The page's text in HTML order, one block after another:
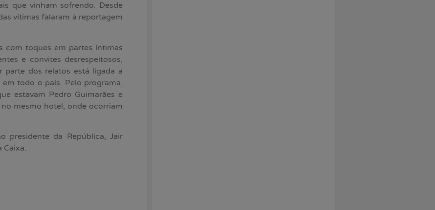
que vinham sofrendo. Desde
vítimas falaram à reportagem
com toques em partes íntimas
e convites desrespeitosos,
dos relatos está ligada a
todo o país. Pelo programa,
estavam Pedro Guimarães e
mesmo hotel, onde ocorriam
presidente da República, Jair
Caixa.